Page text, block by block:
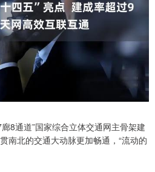
8通道”国家综合立体交通网主骨架建
南北的交通大动脉更加畅通，“流动的